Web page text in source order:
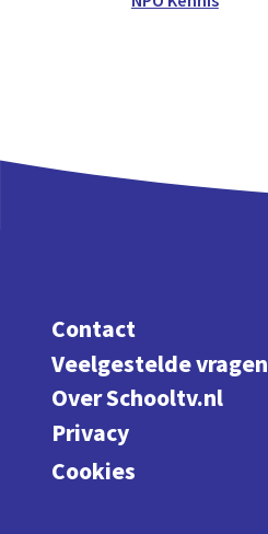
Contact
Veelgestelde vragen
Over Schooltv.nl
Privacy
Cookies